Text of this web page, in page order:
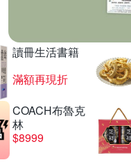
讀冊生活書籍
滿額再現折
COACH布魯克
林
$8999